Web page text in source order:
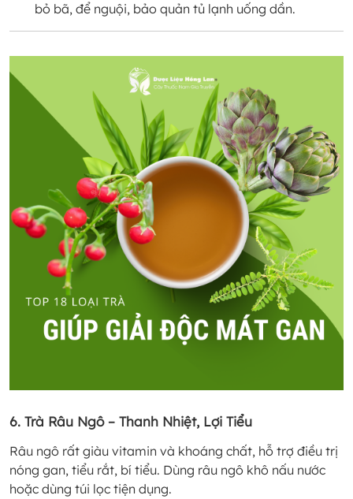
bỏ bã, để nguội, bảo quản tủ lạnh uống dần.
6. Trà Râu Ngô – Thanh Nhiệt, Lợi Tiểu
Râu ngô rất giàu vitamin và khoáng chất, hỗ trợ điều trị
nóng gan, tiểu rắt, bí tiểu. Dùng râu ngô khô nấu nước
hoặc dùng túi lọc tiện dụng.